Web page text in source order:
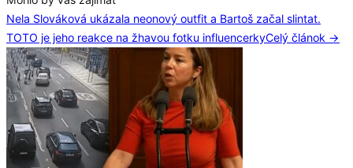
Nela Slováková ukázala neonový outfit a Bartoš začal slintat.
TOTO je jeho reakce na žhavou fotku influencerkyCelý článok →